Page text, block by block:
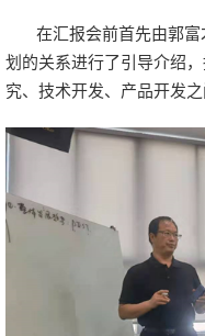
在汇报会前首先由郭
划的关系进行了引导介绍
究、技术开发、产品开发之